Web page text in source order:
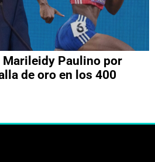
Paulino por
de oro en los 400